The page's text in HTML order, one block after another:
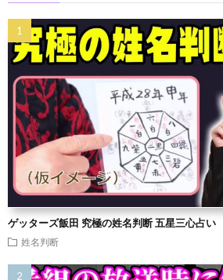
ゲッターズ飯田 究極の姓名判断 五星三心占い
姓名判断